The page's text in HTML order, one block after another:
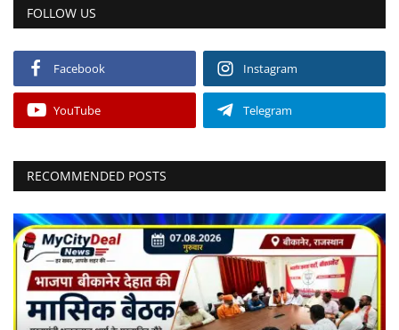
FOLLOW US
Facebook Instagram
YouTube Telegram
RECOMMENDED POSTS